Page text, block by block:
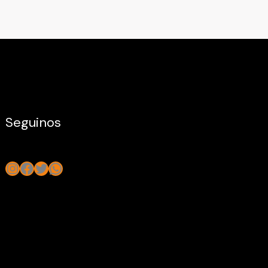
Seguinos
Instagram
Facebook
Twitter
WhatsApp